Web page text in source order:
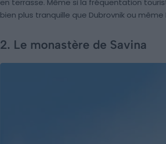
en terrasse. Même si la fréquentation
bien plus tranquille que Dubrovnik ou
2. Le monastère de Savina